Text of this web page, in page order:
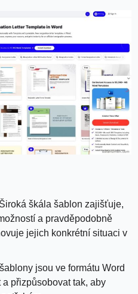
škála šablon zajišťuje,
a pravděpodobně
jejich konkrétní situaci v
jsou ve formátu Word
přizpůsobovat tak, aby